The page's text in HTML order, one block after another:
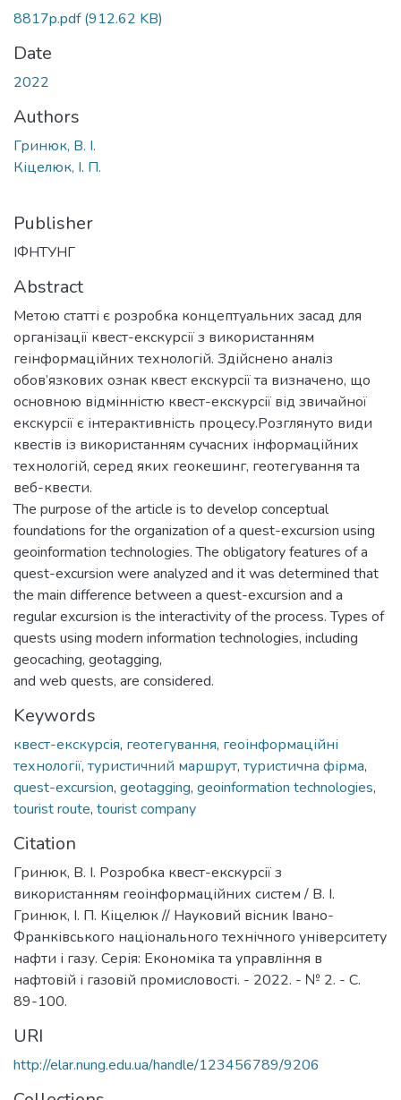
8817p.pdf(912.62 KB)
Date
2022
Authors
Гринюк, В. І.
Кіцелюк, І. П.
Publisher
ІФНТУНГ
Abstract
Метою статті є розробка концептуальних засад для
організації квест-екскурсії з використанням
геінформаційних технологій. Здійснено аналіз
обов’язкових ознак квест екскурсії та визначено, що
основною відмінністю квест-екскурсії від звичайної
екскурсії є інтерактивність процесу.Розглянуто види
квестів із використанням сучасних інформаційних
технологій, серед яких геокешинг, геотегування та
веб-квести.
The purpose of the article is to develop conceptual
foundations for the organization of a quest-excursion using
geoinformation technologies. The obligatory features of a
quest-excursion were analyzed and it was determined that
the main difference between a quest-excursion and a
regular excursion is the interactivity of the process. Types of
quests using modern information technologies, including
geocaching, geotagging,
and web quests, are considered.
Keywords
квест-екскурсія, геотегування, геоінформаційні
технології, туристичний маршрут, туристична фірма,
quest-excursion, geotagging, geoinformation technologies,
tourist route, tourist company
Citation
Гринюк, В. І. Розробка квест-екскурсії з
використанням геоінформаційних систем / В. І.
Гринюк, І. П. Кіцелюк // Науковий вісник Івано-
Франківського національного технічного університету
нафти і газу. Серія: Економіка та управління в
нафтовій і газовій промисловості. - 2022. - № 2. - С.
89-100.
URI
http://elar.nung.edu.ua/handle/123456789/9206